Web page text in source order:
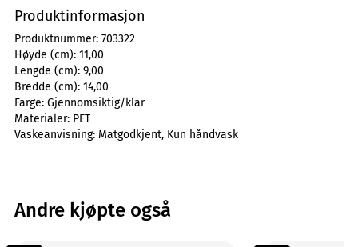
Produktinformasjon
Produktnummer: 703322
Høyde (cm): 11,00
Lengde (cm): 9,00
Bredde (cm): 14,00
Farge: Gjennomsiktig/klar
Materialer: PET
Vaskeanvisning: Matgodkjent, Kun håndvask
Andre kjøpte også